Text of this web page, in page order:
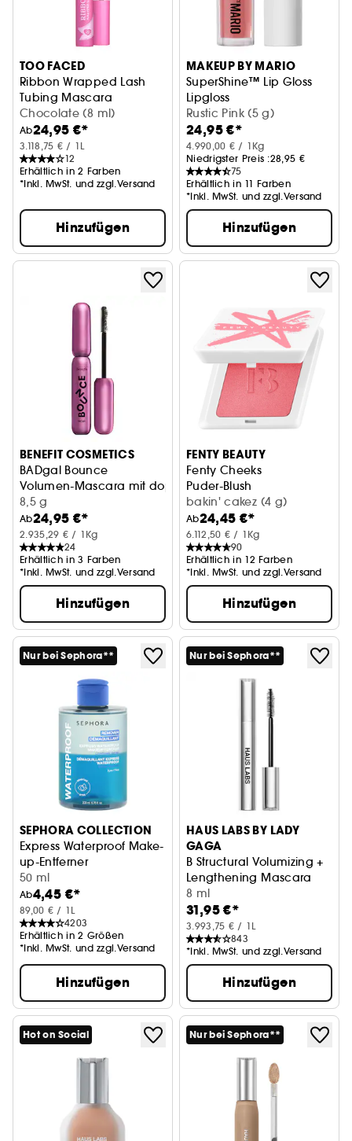
TOO FACED
Ribbon Wrapped Lash
Tubing Mascara
Chocolate (8 ml)
Ab24,95 €*
3.118,75 € / 1L
12
Erhältlich in 2 Farben
*Inkl. MwSt. und zzgl.Versand
Hinzufügen
MAKEUP BY MARIO
SuperShine™ Lip Gloss
Lipgloss
Rustic Pink (5 g)
24,95 €*
4.990,00 € / 1Kg
Niedrigster Preis :28,95 €
75
Erhältlich in 11 Farben
*Inkl. MwSt. und zzgl.Versand
Hinzufügen
BENEFIT COSMETICS
BADgal Bounce
Volumen-Mascara mit doppelseitiger Bürste
8,5 g
Ab24,95 €*
2.935,29 € / 1Kg
24
Erhältlich in 3 Farben
*Inkl. MwSt. und zzgl.Versand
Hinzufügen
FENTY BEAUTY
Fenty Cheeks
Puder-Blush
bakin' cakez (4 g)
Ab24,45 €*
6.112,50 € / 1Kg
90
Erhältlich in 12 Farben
*Inkl. MwSt. und zzgl.Versand
Hinzufügen
Nur bei Sephora**
SEPHORA COLLECTION
Express Waterproof Make-
up-Entferner
Make-up-Entfernung + Beruhigung
50 ml
Ab4,45 €*
89,00 € / 1L
4203
Erhältlich in 2 Größen
*Inkl. MwSt. und zzgl.Versand
Hinzufügen
Nur bei Sephora**
HAUS LABS BY LADY
GAGA
B Structural Volumizing +
Lengthening Mascara
Mascara für Volumen und
8 ml
31,95 €*
3.993,75 € / 1L
843
*Inkl. MwSt. und zzgl.Versand
Hinzufügen
Hot on Social Nur bei Sephora**